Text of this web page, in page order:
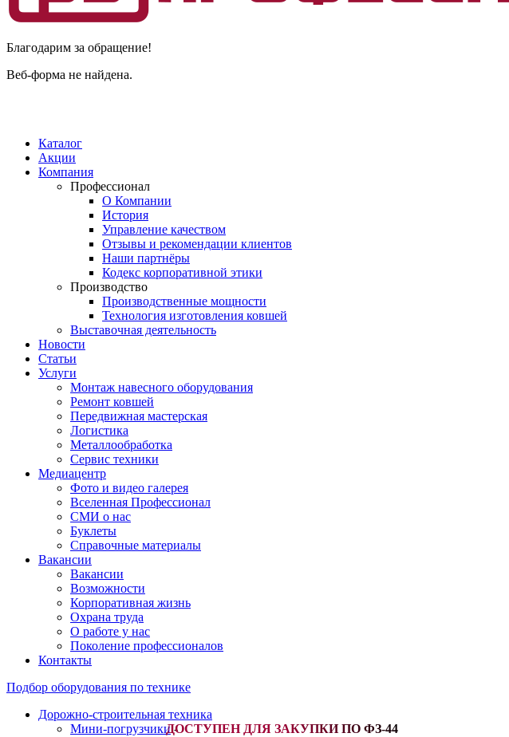
Благодарим за обращение!
Веб-форма не найдена.
Каталог
Акции
Компания
Профессионал
О Компании
История
Управление качеством
Отзывы и рекомендации клиентов
Наши партнёры
Кодекс корпоративной этики
Производство
Производственные мощности
Технология изготовления ковшей
Выставочная деятельность
Новости
Статьи
Услуги
Монтаж навесного оборудования
Ремонт ковшей
Передвижная мастерская
Логистика
Металлообработка
Сервис техники
Медиацентр
Фото и видео галерея
Вселенная Профессионал
СМИ о нас
Буклеты
Справочные материалы
Вакансии
Вакансии
Возможности
Корпоративная жизнь
Охрана труда
О работе у нас
Поколение профессионалов
Контакты
Подбор оборудования по технике
Дорожно-строительная техника
Мини-погрузчики-